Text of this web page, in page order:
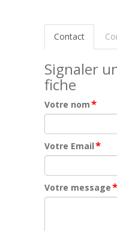
Contact
Signaler
fiche
Votre nom*
Votre Email*
Votre message*